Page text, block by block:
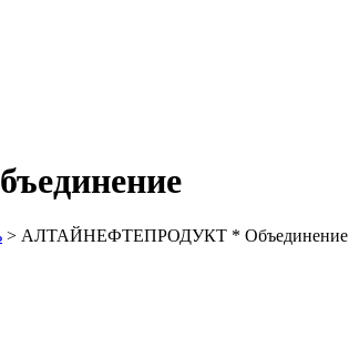
> АЛТАЙНЕФТЕПРОДУКТ * Объединение